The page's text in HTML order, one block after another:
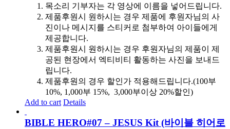
목소리 기부자는 각 영상에 이름을 넣어드립니다.
제품후원시 원하시는 경우 제품에 후원자님의 사
진이나 메시지를 스티커로 첨부하여 아이들에게
제공합니다.
제품후원시 원하시는 경우 후원자님의 제품이 제
공된 현장에서 엑티비티 활동하는 사진을 보내드
립니다.
제품후원의 경우 할인가 적용해드립니다.(100부
10%, 1,000부 15%, 3,000부이상 20%할인)
Add to cart Details
BIBLE HERO#07 – JESUS Kit (바이블 히어로